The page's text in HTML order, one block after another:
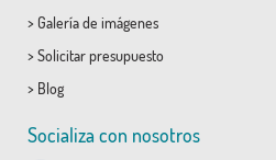
> Galería de imágenes
> Solicitar presupuesto
> Blog
Socializa con nosotros